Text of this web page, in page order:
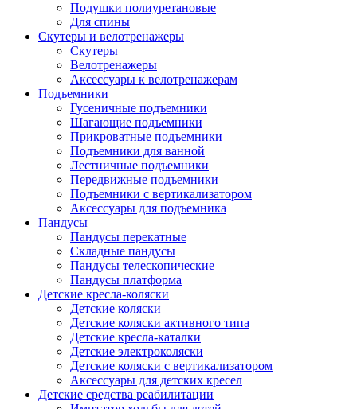
Подушки полиуретановые
Для спины
Скутеры и велотренажеры
Скутеры
Велотренажеры
Аксессуары к велотренажерам
Подъемники
Гусеничные подъемники
Шагающие подъемники
Прикроватные подъемники
Подъемники для ванной
Лестничные подъемники
Передвижные подъемники
Подъемники с вертикализатором
Аксессуары для подъемника
Пандусы
Пандусы перекатные
Складные пандусы
Пандусы телескопические
Пандусы платформа
Детские кресла-коляски
Детские коляски
Детские коляски активного типа
Детские кресла-каталки
Детские электроколяски
Детские коляски с вертикализатором
Аксессуары для детских кресел
Детские средства реабилитации